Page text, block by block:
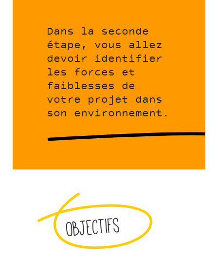
Dans la seconde
étape, vous allez
devoir identifier
les forces et
faiblesses de
votre projet dans
son environnement.
Objectifs